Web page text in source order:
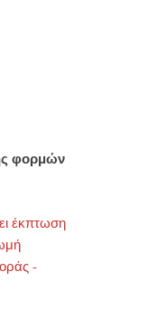
φορμών
έκπτωση
-